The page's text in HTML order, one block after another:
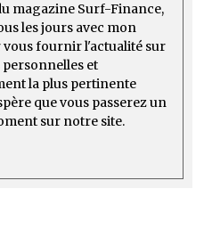
magazine Surf-Finance,
les jours avec mon
vous fournir l'actualité sur
et
la plus pertinente
que vous passerez un
sur notre site.